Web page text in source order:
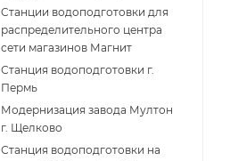
Cтанции водоподготовки для
распределительного центра
сети магазинов Магнит
Станция водоподготовки г.
Пермь
Модернизация завода Мултон
г. Щелково
Станция водоподготовки на